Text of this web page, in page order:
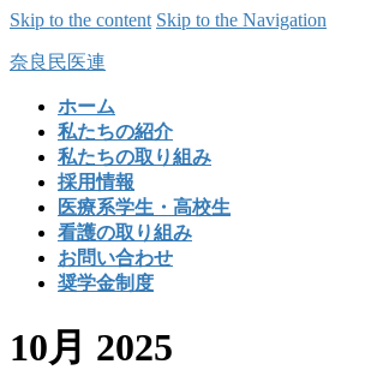
Skip to the content Skip to the Navigation
奈良民医連
ホーム
私たちの紹介
私たちの取り組み
採用情報
医療系学生・高校生
看護の取り組み
お問い合わせ
奨学金制度
10月 2025